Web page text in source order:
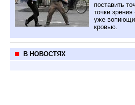
поставить
точки
уже
кровью.
В НОВОСТЯХ